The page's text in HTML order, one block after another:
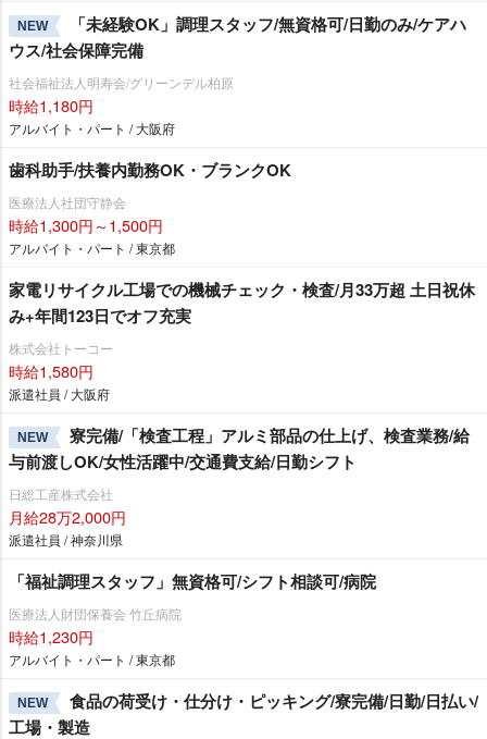
NEW
「未経験OK」調理スタッフ/無資格可/日勤のみ/ケアハ
ウス/社会保障完備
社会福祉法人明寿会/グリーンデル柏原
時給1,180円
アルバイト・パート / 大阪府
歯科助手/扶養内勤務OK・ブランクOK
医療法人社団守静会
時給1,300円～1,500円
アルバイト・パート / 東京都
家電リサイクル工場での機械チェック・検査/月33万超 土日祝休
み+年間123日でオフ充実
株式会社トーコー
時給1,580円
派遣社員 / 大阪府
NEW
寮完備/「検査工程」アルミ部品の仕上げ、検査業務/給
与前渡しOK/女性活躍中/交通費支給/日勤シフト
日総工産株式会社
月給28万2,000円
派遣社員 / 神奈川県
「福祉調理スタッフ」無資格可/シフト相談可/病院
医療法人財団保養会 竹丘病院
時給1,230円
アルバイト・パート / 東京都
NEW
食品の荷受け・仕分け・ピッキング/寮完備/日勤/日払い/
工場・製造